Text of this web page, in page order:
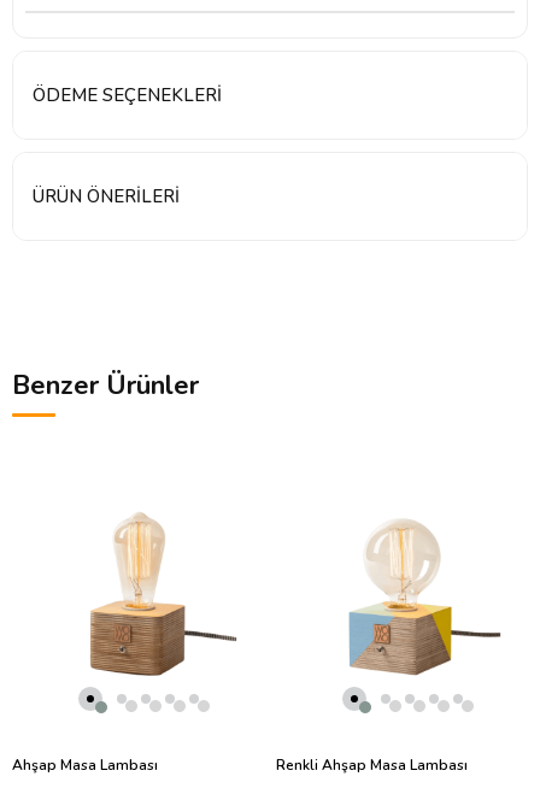
ÖDEME SEÇENEKLERI
ÜRÜN ÖNERILERI
Benzer Ürünler
Ahşap Masa Lambası
Renkli Ahşap Masa Lambası